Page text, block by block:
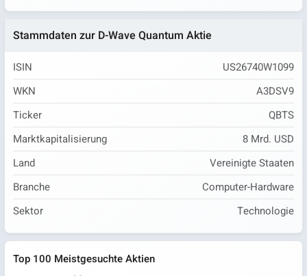
Stammdaten zur D-Wave Quantum Aktie
ISIN
US26740W1099
WKN
A3DSV9
Ticker
QBTS
Marktkapitalisierung
8 Mrd. USD
Land
Vereinigte Staaten
Branche
Computer-Hardware
Sektor
Technologie
Top 100 Meistgesuchte Aktien